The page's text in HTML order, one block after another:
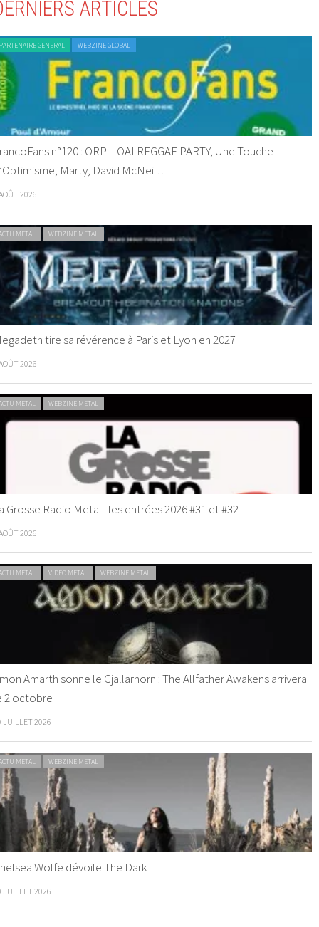
ARTICLES
GENERAL WEBZINE GLOBAL
n°120 : ORP – OAI REGGAE PARTY, Une Touche
Marty, David McNeil…
2026
METAL WEBZINE METAL
tire sa révérence à Paris et Lyon en 2027
2026
METAL WEBZINE METAL
Grosse Radio Metal : les entrées 2026 #31 et #32
2026
METAL VIDEO METAL WEBZINE METAL
Amarth sonne le Gjallarhorn : The Allfather Awakens arrivera
2 octobre
JUILLET 2026
METAL WEBZINE METAL
Wolfe dévoile The Dark
JUILLET 2026